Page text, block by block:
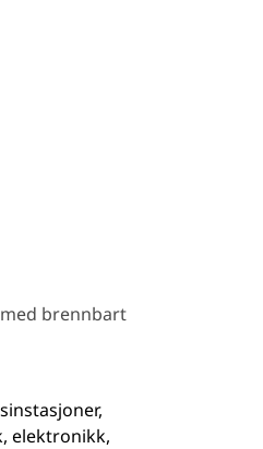
brennbart
elektronikk,